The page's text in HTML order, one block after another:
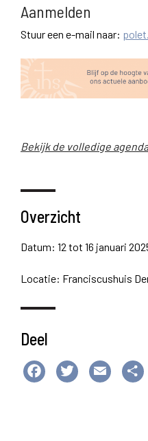
Aanmelden
Stuur een e-mail naar:
Bekijk de volledige agenda
Overzicht
Datum: 12 tot 16 januari
Locatie: Franciscushuis
Deel
FacebookTwitter Email